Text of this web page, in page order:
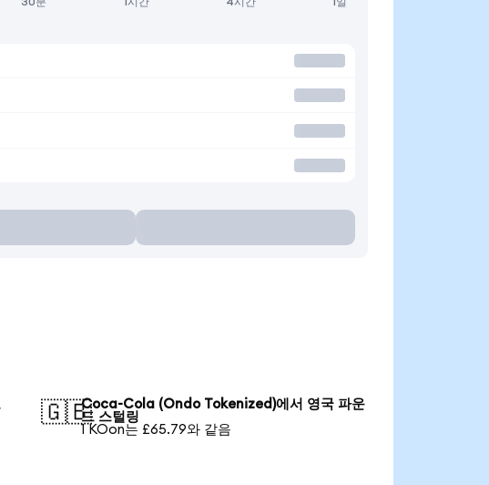
🇬🇧Coca-Cola (Ondo Tokenized)에서 영국 파운
드 스털링
1 KOon는 £65.79와 같음